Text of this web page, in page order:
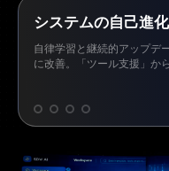
エキスパートAIエー
要件・開発・テスト・管理
ンテリジェント意思決定体